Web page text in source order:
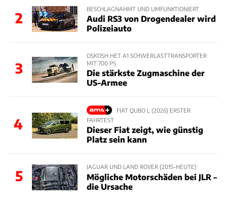
2
BESCHLAGNAHMT UND UMFUNKTIONIERT
Audi RS3 von Drogendealer wird
Polizeiauto
3
OSKOSH HET A1 SCHWERLASTTRANSPORTER
MIT 700 PS
Die stärkste Zugmaschine der
US-Armee
4
FIAT QUBO L (2026) ERSTER
FAHRTEST
Dieser Fiat zeigt, wie günstig
Platz sein kann
5
JAGUAR UND LAND ROVER (2015–HEUTE)
Mögliche Motorschäden bei JLR –
die Ursache